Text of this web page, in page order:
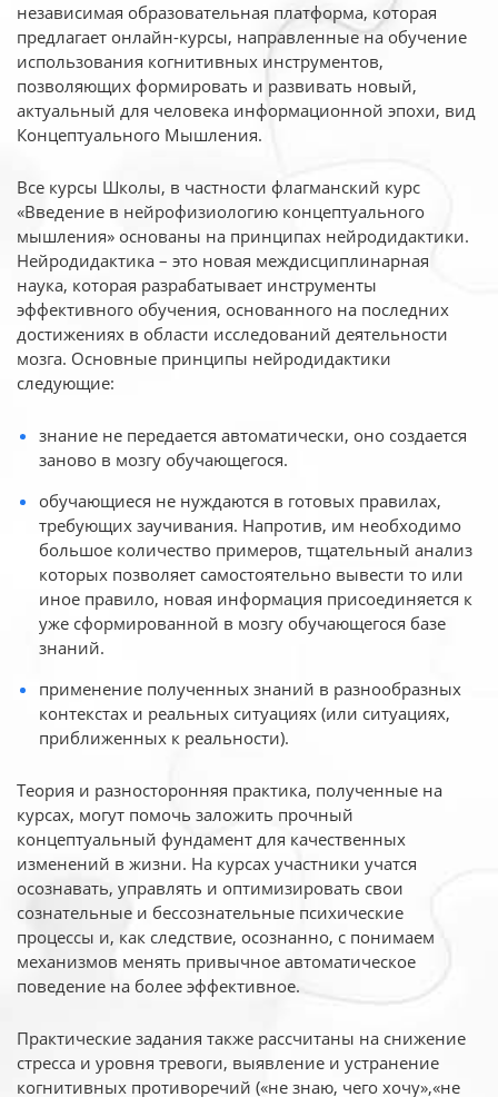
независимая образовательная платформа, которая
предлагает онлайн-курсы, направленные на обучение
использования когнитивных инструментов,
позволяющих формировать и развивать новый,
актуальный для человека информационной эпохи, вид
Концептуального Мышления.
Все курсы Школы, в частности флагманский курс
«Введение в нейрофизиологию концептуального
мышления» основаны на принципах нейродидактики.
Нейродидактика – это новая междисциплинарная
наука, которая разрабатывает инструменты
эффективного обучения, основанного на последних
достижениях в области исследований деятельности
мозга. Основные принципы нейродидактики
следующие:
знание не передается автоматически, оно создается
заново в мозгу обучающегося.
обучающиеся не нуждаются в готовых правилах,
требующих заучивания. Напротив, им необходимо
большое количество примеров, тщательный анализ
которых позволяет самостоятельно вывести то или
иное правило, новая информация присоединяется к
уже сформированной в мозгу обучающегося базе
знаний.
применение полученных знаний в разнообразных
контекстах и реальных ситуациях (или ситуациях,
приближенных к реальности).
Теория и разносторонняя практика, полученные на
курсах, могут помочь заложить прочный
концептуальный фундамент для качественных
изменений в жизни. На курсах участники учатся
осознавать, управлять и оптимизировать свои
сознательные и бессознательные психические
процессы и, как следствие, осознанно, с понимаем
механизмов менять привычное автоматическое
поведение на более эффективное.
Практические задания также рассчитаны на снижение
стресса и уровня тревоги, выявление и устранение
когнитивных противоречий («не знаю, чего хочу»,«не